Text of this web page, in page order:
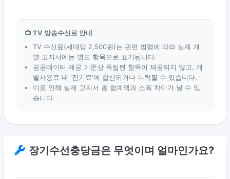
📺 TV 방송수신료 안내
TV 수신료(세대당 2,500원)는 관련 법령에 따라 실제 개
별 고지서에는 별도 항목으로 표기됩니다.
공공데이터 제공 기준상 독립된 항목이 제공되지 않고, 개
별사용료 내 '전기료'에 합산되거나 누락될 수 있습니다.
이로 인해 실제 고지서 총 합계액과 소폭 차이가 날 수 있
습니다.
장기수선충당금은 무엇이며 얼마인가요?